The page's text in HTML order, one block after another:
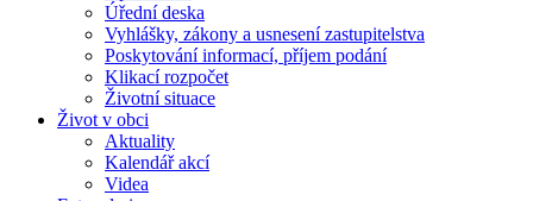
Úřední deska
Vyhlášky, zákony a usnesení zastupitelstva
Poskytování informací, příjem podání
Klikací rozpočet
Životní situace
Život v obci
Aktuality
Kalendář akcí
Videa